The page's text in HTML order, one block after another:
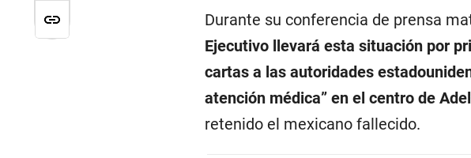
Durante su conferencia de prensa
Ejecutivo llevará esta situación por
cartas a las autoridades
atención médica” en el centro de
retenido el mexicano fallecido.